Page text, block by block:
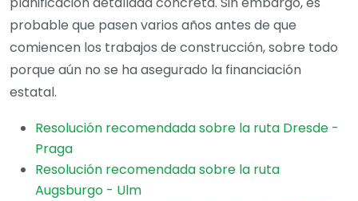
probable que pasen varios años antes de que
comiencen los trabajos de construcción, sobre todo
porque aún no se ha asegurado la financiación
estatal.
Resolución recomendada sobre la ruta Dresde -
Praga
Resolución recomendada sobre la ruta
Augsburgo - Ulm